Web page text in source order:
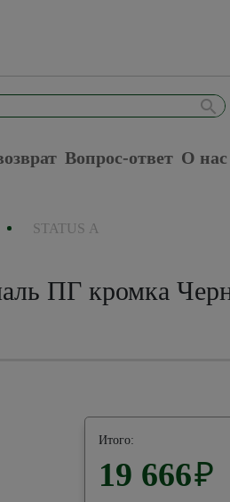
Вопрос-ответ О нас
STATUS А
ПГ кромка
Итого:
19 666₽